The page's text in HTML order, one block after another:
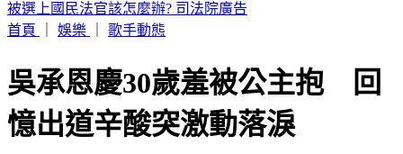
高雄金獅湖驚悚掛男屍！「衣著整齊」身分曝 民眾目擊嚇壞
首頁
娛樂 歌手動態
吳承恩慶30歲羞被公主抱 回
憶出道辛酸突激動落淚